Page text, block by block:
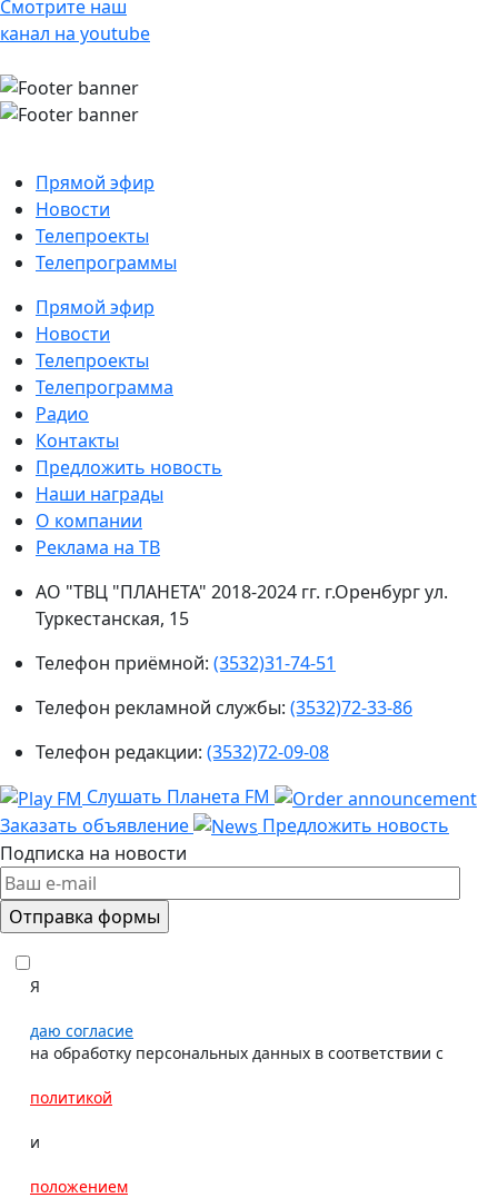
Смотрите наш
канал на youtube
Прямой эфир
Новости
Телепроекты
Телепрограммы
Прямой эфир
Новости
Телепроекты
Телепрограмма
Радио
Контакты
Предложить новость
Наши награды
О компании
Реклама на ТВ
АО "ТВЦ "ПЛАНЕТА" 2018-2024 гг. г.Оренбург ул.
Туркестанская, 15
Телефон приёмной: (3532)31-74-51
Телефон рекламной службы: (3532)72-33-86
Телефон редакции: (3532)72-09-08
Слушать Планета FM
Заказать объявление
Предложить новость
Подписка на новости
Я
даю согласие
на обработку персональных данных в соответствии с
политикой
и
положением